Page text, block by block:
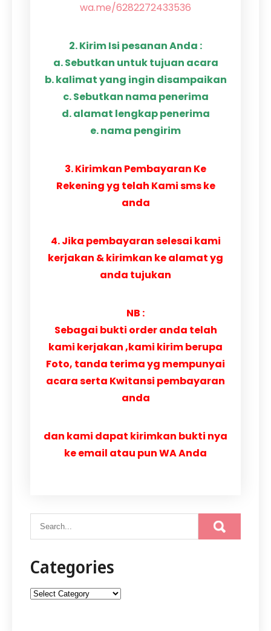
wa.me/6282272433536
2. Kirim Isi pesanan Anda :
a. Sebutkan untuk tujuan acara
b. kalimat yang ingin disampaikan
c. Sebutkan nama penerima
d. alamat lengkap penerima
e. nama pengirim
3. Kirimkan Pembayaran Ke
Rekening yg telah Kami sms ke
anda
4. Jika pembayaran selesai kami
kerjakan & kirimkan ke alamat yg
anda tujukan
NB :
Sebagai bukti order anda telah
kami kerjakan ,kami kirim berupa
Foto, tanda terima yg mempunyai
acara serta Kwitansi pembayaran
anda
dan kami dapat kirimkan bukti nya
ke email atau pun WA Anda
Categories
Categories